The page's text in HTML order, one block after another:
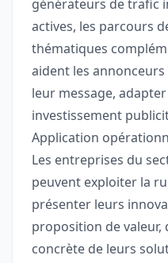
générateurs de trafic
actives, les parcours
thématiques
aident les
leur message,
investissement
Application
Les entreprises du
peuvent exploiter la
présenter leurs
proposition de
concrète de leurs